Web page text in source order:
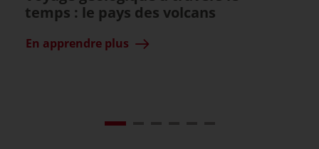
temps : le pays des volcans
En apprendre plus